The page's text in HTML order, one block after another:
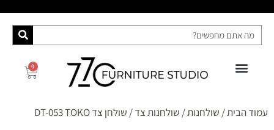
0
עמוד הבית/ שולחנות/ שולחנות צד/ שולחן צד DT-053 TOKO